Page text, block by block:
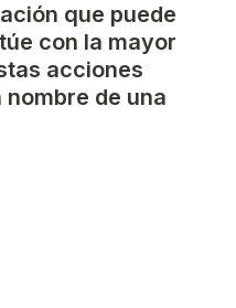
que puede
con la mayor
acciones
de una